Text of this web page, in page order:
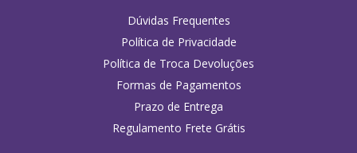
Dúvidas Frequentes
Política de Privacidade
Política de Troca Devoluções
Formas de Pagamentos
Prazo de Entrega
Regulamento Frete Grátis